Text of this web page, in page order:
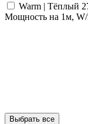
Warm | Тёплый
Мощность на 1м,
Выбрать все